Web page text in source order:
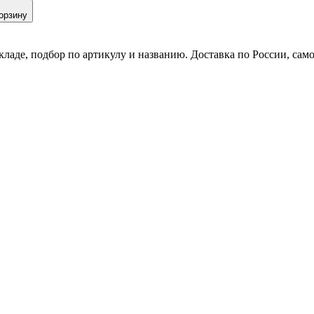
подбор по артикулу и названию. Доставка по России,